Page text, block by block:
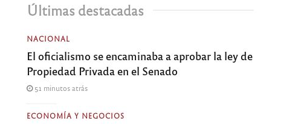
Últimas destacadas
NACIONAL
El oficialismo se encaminaba a aprobar la ley de
Propiedad Privada en el Senado
51 minutos atrás
ECONOMÍA Y NEGOCIOS